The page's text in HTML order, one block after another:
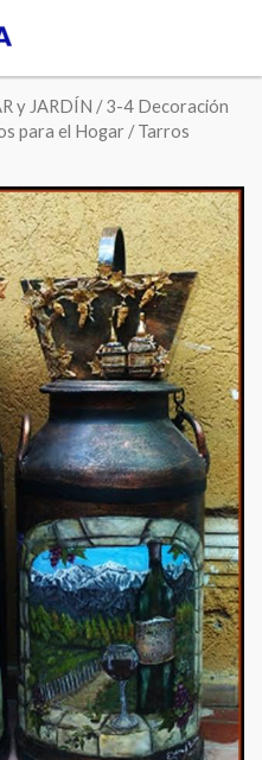
y JARDÍN /3-4 Decoración
para el Hogar / Tarros